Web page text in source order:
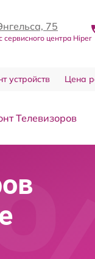
75
сервисного центра Hiper
устройств Цена
Телевизоров